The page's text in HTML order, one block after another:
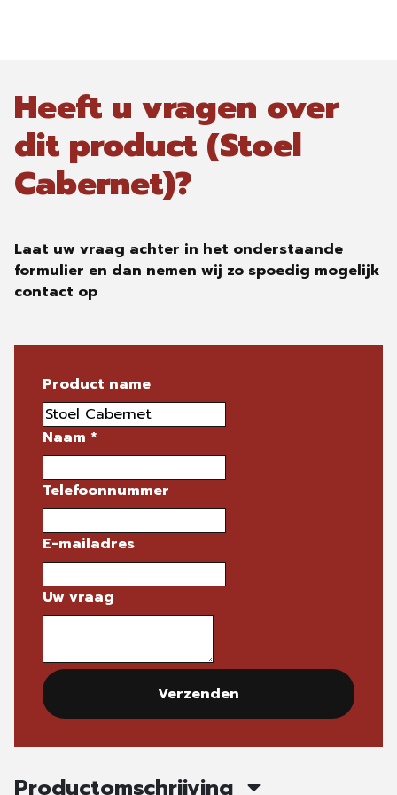
Heeft u vragen over
dit product (Stoel
Cabernet)?
Laat uw vraag achter in het onderstaande
formulier en dan nemen wij zo spoedig mogelijk
contact op
Product name
Naam *
Telefoonnummer
E-mailadres
Uw vraag
Verzenden
Productomschrijving